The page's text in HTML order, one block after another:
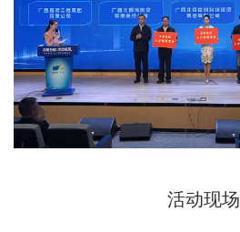
活动现场